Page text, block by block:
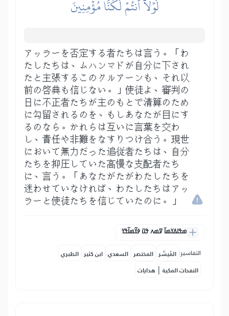
لَوۡلَآ أَنتُمۡ لَكُنَّا مُؤۡمِنِينَ
アッラーを否定する者たちは言う。「わ
たしたちは、ムハンマドが自分に下され
たと主張するこのクルアーンも、それ以
前の啓典も信じない。」使徒よ、審判の
日に不正者たちが主のもとで清算のため
に勾留されるのを、もしあなたが目にす
るのなら。かれらは互いに言葉を交わ
し、責任や非難をなすりつけ合う。現世
において無力だった追従者たちは、自分
たちを抑圧していた高慢な支配者たち
に、言う。「あなたがたがわたしたちを
迷わせていなければ、わたしたちはアッ
ラーと使徒たちを信じていたのに。」
ߘߟߊߡߌߘߊ߫ ߜߘߍ ߟߎ߫ ߦߌ߬ߘߊ߬ߟߌ
التفاسير: المُيسَّر المختصر السعدي ابن كثير الطبري
النفحات المكية | هدايات